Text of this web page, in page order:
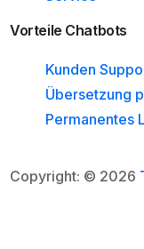
Vorteile Chatbots
Kunden
Übersetzung
Permanentes
Copyright: © 2026